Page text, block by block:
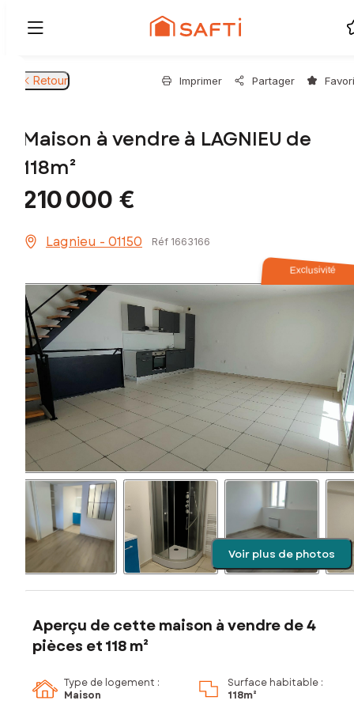
Retour Imprimer Partager
Maison à vendre à LAGNIEU de
118m²
210 000 €
Lagnieu - 01150 Réf 1663166
Exclusivité
Voir plus de photos
Aperçu de cette maison à vendre de 4
pièces et 118 m²
Type de logement :
Maison
Surface habitable :
118m²